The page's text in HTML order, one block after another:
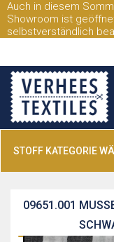
Auch in diesem
Showroom ist
selbstverständlich
STOFF KATEGORIE
09651.001